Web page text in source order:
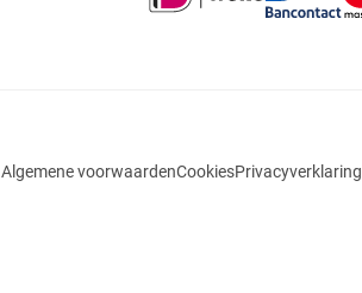
Algemene voorwaardenCookiesPrivacyverklaring